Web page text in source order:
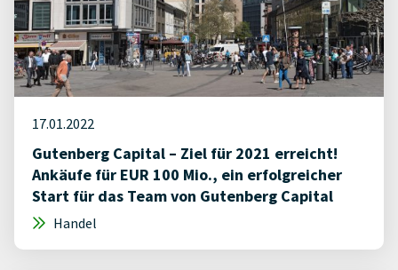
17.01.2022
Gutenberg Capital – Ziel für 2021 erreicht!
Ankäufe für EUR 100 Mio., ein erfolgreicher
Start für das Team von Gutenberg Capital
Handel